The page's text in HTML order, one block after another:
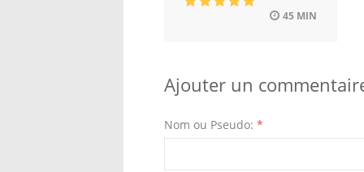
45 MIN
Ajouter un
Nom ou Pseudo: *